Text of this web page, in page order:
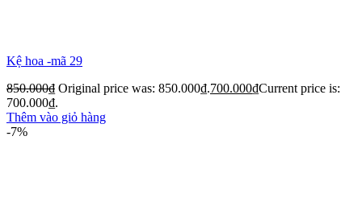
Kệ hoa -mã 29
850.000₫ Original price was: 850.000₫.700.000₫Current price is:
700.000₫.
Thêm vào giỏ hàng
-7%